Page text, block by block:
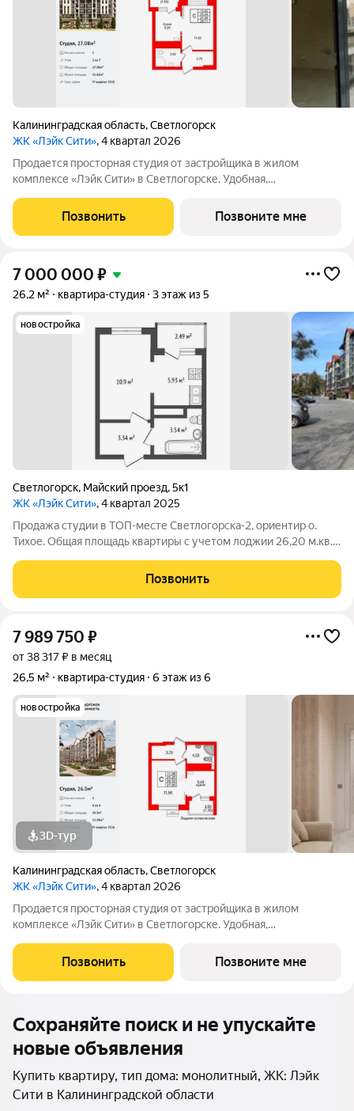
Калининградская область,Светлогорск
ЖК «Лэйк Сити», 4 квартал 2026
Продается просторная студия от застройщика в жилом
комплексе «Лэйк Сити» в Светлогорске. Удобная,
кухня-гостиная 6.26 м, просторная прихожая 3.75 м. Общая
Позвонить Позвоните мне
7 000 000 ₽
26,2 м² квартира-студия 3 этаж из 5
новостройка
Светлогорск, Майский проезд,5к1
ЖК «Лэйк Сити», 4 квартал 2025
Продажа студии в ТОП-месте Светлогорска-2, ориентир о.
Тихое. Общая площадь квартиры с учетом лоджии 26,20 м.кв.,
Развитый район: новые современные детские площадки,
продуктовые магазины, пункты
Позвонить
7 989 750 ₽
от 38 317 ₽ в месяц
26,5 м²
квартира-студия 6 этаж из 6
новостройка
3D-тур
Калининградская область,Светлогорск
ЖК «Лэйк Сити», 4 квартал 2026
Продается просторная студия от застройщика в жилом
комплексе «Лэйк Сити» в Светлогорске. Удобная,
кухня-гостиная 5.49 м, просторная прихожая 3.7 м. Общая
Позвонить Позвоните мне
Сохраняйте поиск и не упускайте
новые объявления
Купить квартиру, тип дома: монолитный, ЖК: Лэйк
Сити в Калининградской области